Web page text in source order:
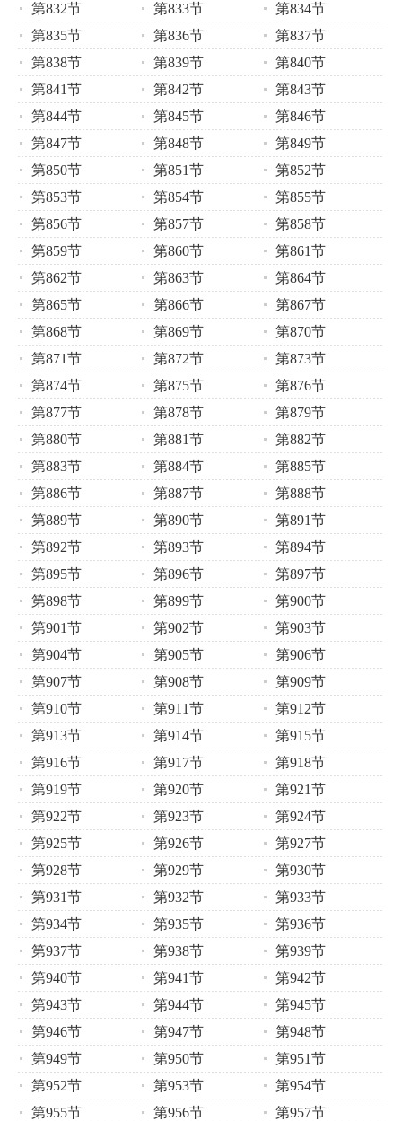
第832节
第833节
第834节
第835节
第836节
第837节
第838节
第839节
第840节
第841节
第842节
第843节
第844节
第845节
第846节
第847节
第848节
第849节
第850节
第851节
第852节
第853节
第854节
第855节
第856节
第857节
第858节
第859节
第860节
第861节
第862节
第863节
第864节
第865节
第866节
第867节
第868节
第869节
第870节
第871节
第872节
第873节
第874节
第875节
第876节
第877节
第878节
第879节
第880节
第881节
第882节
第883节
第884节
第885节
第886节
第887节
第888节
第889节
第890节
第891节
第892节
第893节
第894节
第895节
第896节
第897节
第898节
第899节
第900节
第901节
第902节
第903节
第904节
第905节
第906节
第907节
第908节
第909节
第910节
第911节
第912节
第913节
第914节
第915节
第916节
第917节
第918节
第919节
第920节
第921节
第922节
第923节
第924节
第925节
第926节
第927节
第928节
第929节
第930节
第931节
第932节
第933节
第934节
第935节
第936节
第937节
第938节
第939节
第940节
第941节
第942节
第943节
第944节
第945节
第946节
第947节
第948节
第949节
第950节
第951节
第952节
第953节
第954节
第955节
第956节
第957节